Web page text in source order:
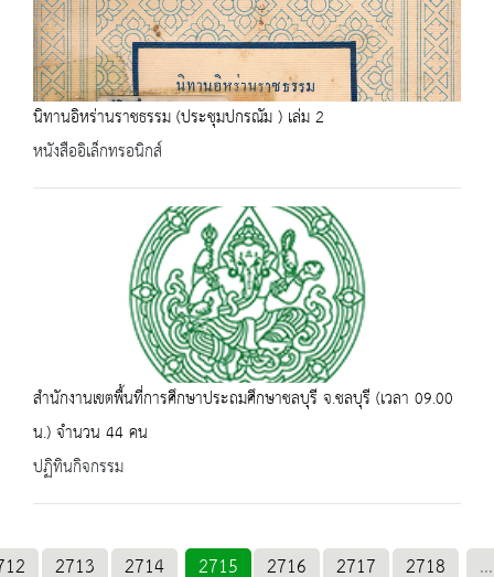
นิทานอิหร่านราชธรรม (ประชุมปกรณัม ) เล่ม 2
หนังสืออิเล็กทรอนิกส์
สำนักงานเขตพื้นที่การศึกษาประถมศึกษาชลบุรี จ.ชลบุรี (เวลา 09.00
น.) จำนวน 44 คน
ปฏิทินกิจกรรม
2713 2714 2715 2716 2717 2718 ...